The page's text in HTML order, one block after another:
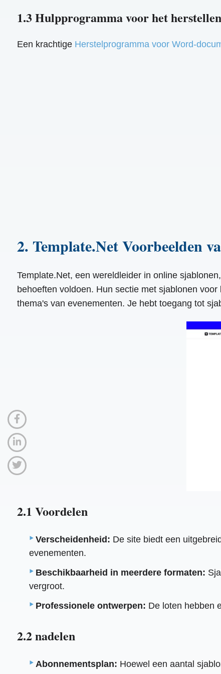
1.3 Hulpprogramma voor het
Een krachtige Herstelprogramma voor Word-
2. Template.Net Voorbeelden
Template.Net, een wereldleider in online
behoeften voldoen. Hun sectie met sjablonen
thema's van evenementen. Je hebt toegang tot
2.1 Voordelen
Verscheidenheid: De site biedt een
evenementen.
Beschikbaarheid in meerdere formaten:
vergroot.
Professionele ontwerpen: De loten hebben
2.2 nadelen
Abonnementsplan: Hoewel een aantal